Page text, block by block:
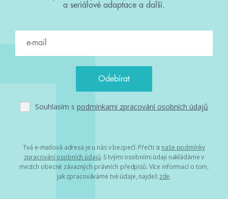
a seriálové adaptace a další.
Souhlasím s podmínkami zpracování osobních údajů
Tvá e-mailová adresa je u nás v bezpečí. Přečti si naše podmínky
zpracování osobních údajů. S tvými osobními údaji nakládáme v
mezích obecně závazných právních předpisů. Více informací o tom,
jak zpracováváme tvé údaje, najdeš zde.